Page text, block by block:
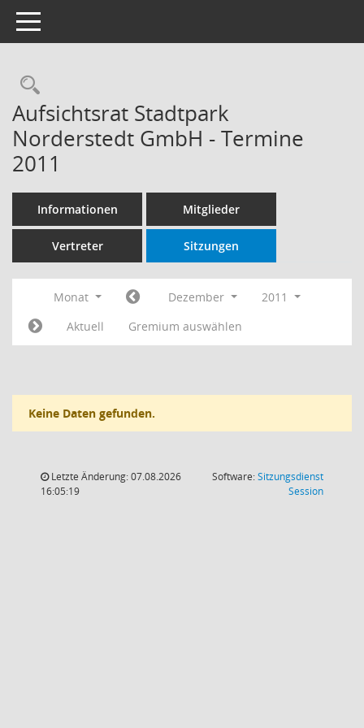
Toggle navigation
Rechercheauswahl
Aufsichtsrat Stadtpark
Norderstedt GmbH - Termine
2011
Informationen Mitglieder
Vertreter Sitzungen
Monat Dezember
2011
Aktuell
Gremium auswählen
Keine Daten gefunden.
Letzte Änderung: 07.08.2026
16:05:19
Software:Sitzungsdienst
Session(Wird in